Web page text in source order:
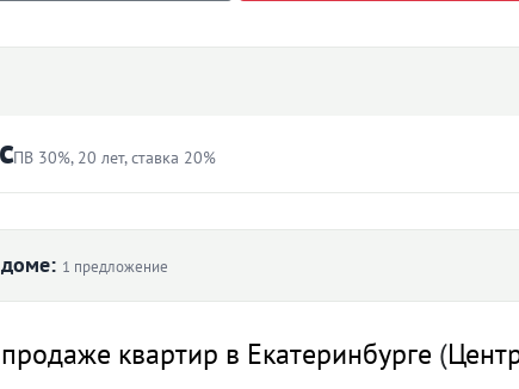
продажа
подойдет для
в аренду (очень
ПВ 30%, 20 лет, ставка 20%
лет
1 предложение
Срок
квартир в Екатеринбурге (